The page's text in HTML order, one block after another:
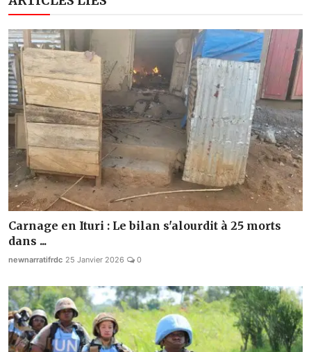
Carnage en Ituri : Le bilan s'alourdit à 25 morts
dans ...
newnarratifrdc 25 Janvier 2026 0